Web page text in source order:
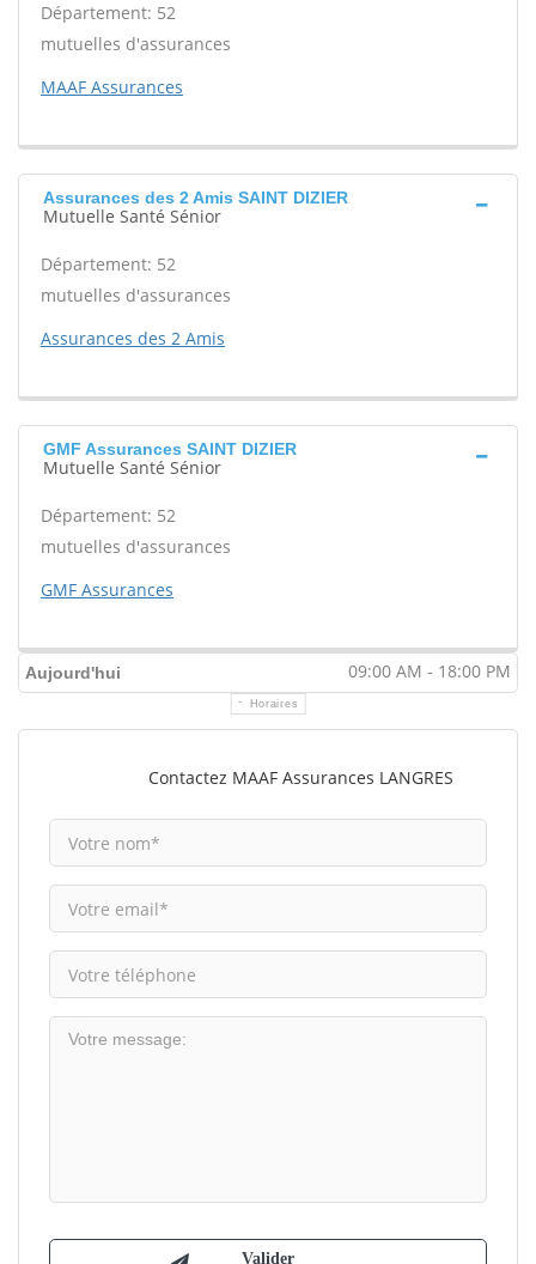
Département: 52
mutuelles d'assurances
MAAF Assurances
Assurances des 2 Amis SAINT DIZIER
Mutuelle Santé Sénior
Département: 52
mutuelles d'assurances
Assurances des 2 Amis
GMF Assurances SAINT DIZIER
Mutuelle Santé Sénior
Département: 52
mutuelles d'assurances
GMF Assurances
Aujourd'hui 09:00 AM - 18:00 PM
Horaires
Contactez MAAF Assurances LANGRES